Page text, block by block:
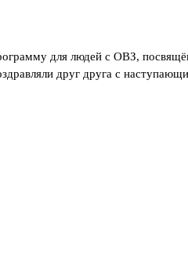
для людей с ОВЗ,
друг друга с